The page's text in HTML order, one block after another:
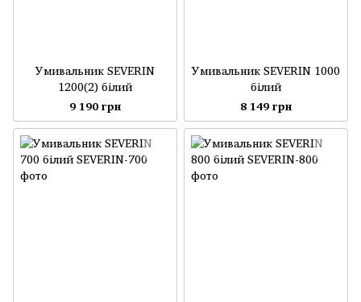
Умивальник SEVERIN
1200(2) білий
9 190 грн
Умивальник SEVERIN 1000
білий
8 149 грн